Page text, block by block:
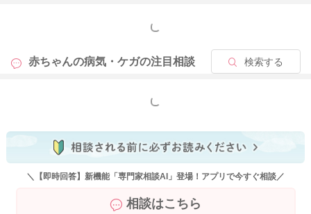
もっと見る
赤ちゃんの病気・ケガの注目相談 検索する
もっと見る
＼【即時回答】新機能「専門家相談AI」登場！アプリで今すぐ相談／
相談はこちら